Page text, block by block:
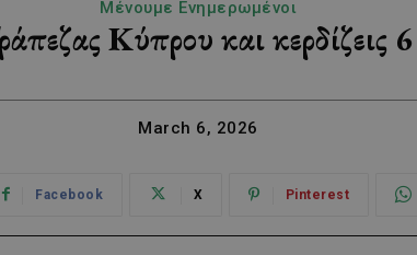
Μένουμε Ενημερωμένοι
Κύπρου και
March 6, 2026
Facebook X Pinterest